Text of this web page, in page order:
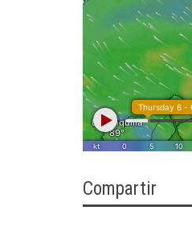
Compartir